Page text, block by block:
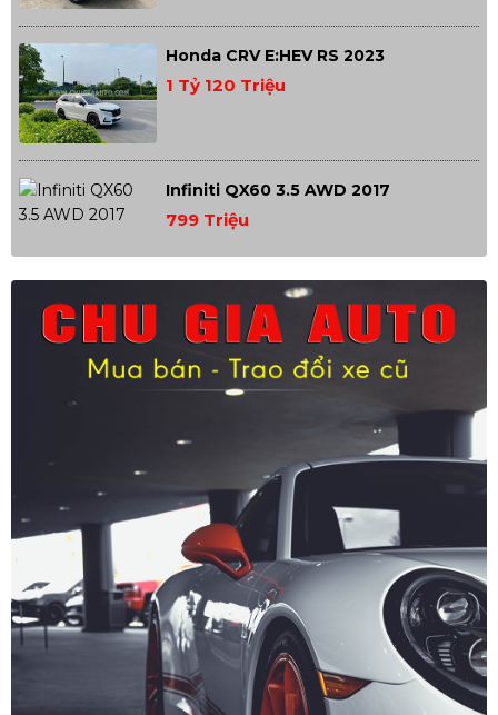
Honda CRV E:HEV RS 2023
1 Tỷ 120 Triệu
Infiniti QX60 3.5 AWD 2017
799 Triệu